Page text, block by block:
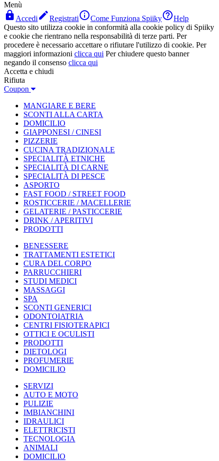
Menù
 Accedi RegistratiCome Funziona SpiikyHelp
Questo sito utilizza cookie in conformità alla cookie policy di Spiiky
e cookie che rientrano nella responsabilità di terze parti. Per
procedere è necessario accettare o rifiutare l'utilizzo di cookie. Per
maggiori informazioni clicca qui Per chiudere questo banner
negando il consenso clicca qui
Accetta e chiudi
Rifiuta
Coupon
MANGIARE E BERE
SCONTI ALLA CARTA
DOMICILIO
GIAPPONESI / CINESI
PIZZERIE
CUCINA TRADIZIONALE
SPECIALITÀ ETNICHE
SPECIALITÀ DI CARNE
SPECIALITÀ DI PESCE
ASPORTO
FAST FOOD / STREET FOOD
ROSTICCERIE / MACELLERIE
GELATERIE / PASTICCERIE
DRINK / APERITIVI
PRODOTTI
BENESSERE
TRATTAMENTI ESTETICI
CURA DEL CORPO
PARRUCCHIERI
STUDI MEDICI
MASSAGGI
SPA
SCONTI GENERICI
ODONTOIATRIA
CENTRI FISIOTERAPICI
OTTICI E OCULISTI
PRODOTTI
DIETOLOGI
PROFUMERIE
DOMICILIO
SERVIZI
AUTO E MOTO
PULIZIE
IMBIANCHINI
IDRAULICI
ELETTRICISTI
TECNOLOGIA
ANIMALI
DOMICILIO